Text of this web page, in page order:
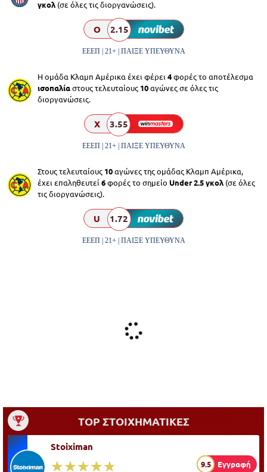
γκολ (σε όλες τις διοργανώσεις).
O 2.15
ΕΕΕΠ | 21+ | ΠΑΙΞΕ ΥΠΕΥΘΥΝΑ
Η ομάδα Κλαμπ Αμέρικα έχει φέρει 4φορές το αποτέλεσμα
ισοπαλίαστους τελευταίους 10αγώνες σε όλες τις
διοργανώσεις.
X 3.55
ΕΕΕΠ | 21+ | ΠΑΙΞΕ ΥΠΕΥΘΥΝΑ
Στους τελευταίους 10αγώνες της ομάδας Κλαμπ Αμέρικα,
έχει επαληθευτεί 6φορές το σημείο Under 2.5 γκολ (σε όλες
τις διοργανώσεις).
U 1.72
ΕΕΕΠ | 21+ | ΠΑΙΞΕ ΥΠΕΥΘΥΝΑ
TOP ΣΤΟΙΧΗΜΑΤΙΚΕΣ
Stoiximan
☆☆☆☆☆
★★★★★ 9.5 Εγγραφή